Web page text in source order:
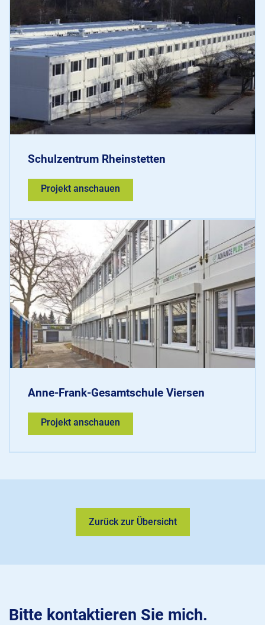
Schulzentrum Rheinstetten
Projekt anschauen
Anne-Frank-Gesamtschule Viersen
Projekt anschauen
Zurück zur Übersicht
Bitte kontaktieren Sie mich.